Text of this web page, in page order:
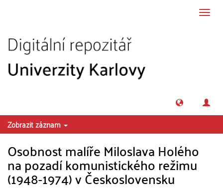
Zobrazit záznam
Osobnost malíře Miloslava Holého
na pozadí komunistického režimu
(1948-1974) v Československu